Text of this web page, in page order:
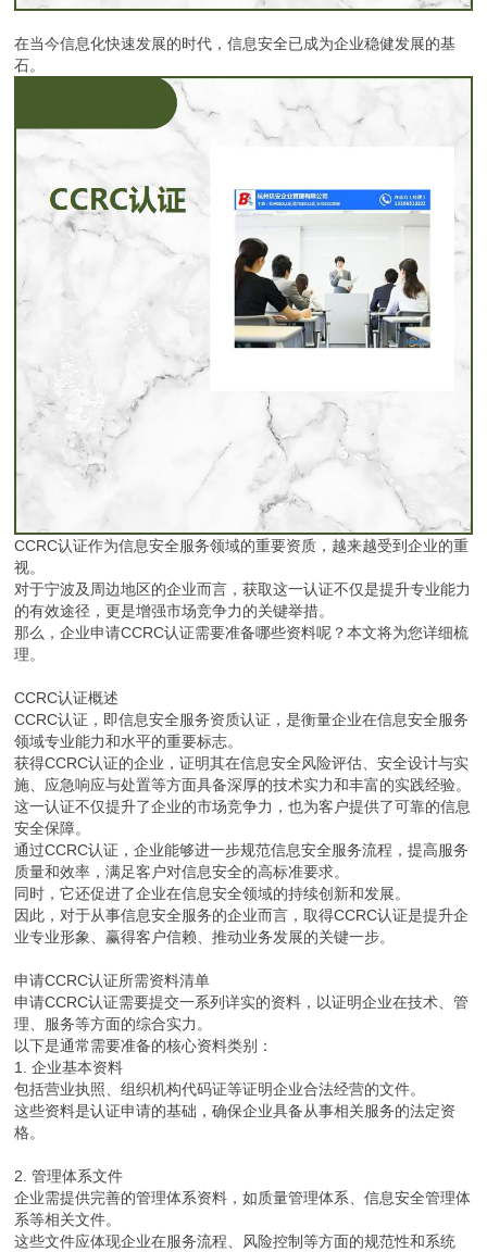
在当今信息化快速发展的时代，信息安全已成为企业稳健发展的基
石。
CCRC认证作为信息安全服务领域的重要资质，越来越受到企业的重
视。
对于宁波及周边地区的企业而言，获取这一认证不仅是提升专业能力
的有效途径，更是增强市场竞争力的关键举措。
那么，企业申请CCRC认证需要准备哪些资料呢？本文将为您详细梳
理。
CCRC认证概述
CCRC认证，即信息安全服务资质认证，是衡量企业在信息安全服务
领域专业能力和水平的重要标志。
获得CCRC认证的企业，证明其在信息安全风险评估、安全设计与实
施、应急响应与处置等方面具备深厚的技术实力和丰富的实践经验。
这一认证不仅提升了企业的市场竞争力，也为客户提供了可靠的信息
安全保障。
通过CCRC认证，企业能够进一步规范信息安全服务流程，提高服务
质量和效率，满足客户对信息安全的高标准要求。
同时，它还促进了企业在信息安全领域的持续创新和发展。
因此，对于从事信息安全服务的企业而言，取得CCRC认证是提升企
业专业形象、赢得客户信赖、推动业务发展的关键一步。
申请CCRC认证所需资料清单
申请CCRC认证需要提交一系列详实的资料，以证明企业在技术、管
理、服务等方面的综合实力。
以下是通常需要准备的核心资料类别：
1. 企业基本资料
包括营业执照、组织机构代码证等证明企业合法经营的文件。
这些资料是认证申请的基础，确保企业具备从事相关服务的法定资
格。
2. 管理体系文件
企业需提供完善的管理体系资料，如质量管理体系、信息安全管理体
系等相关文件。
这些文件应体现企业在服务流程、风险控制等方面的规范性和系统